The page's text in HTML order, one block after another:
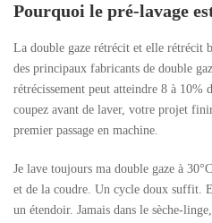
Pourquoi le pré-lavage
La double gaze rétrécit et elle rétrécit
des principaux fabricants de double
rétrécissement peut atteindre 8 à 10%
coupez avant de laver, votre projet
premier passage en machine.
Je lave toujours ma double gaze à
et de la coudre. Un cycle doux suffit.
un étendoir. Jamais dans le sèche-